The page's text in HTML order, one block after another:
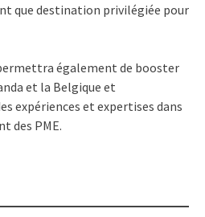
que destination privilégiée pour
également de booster
et la Belgique et
expériences et expertises dans
des PME.